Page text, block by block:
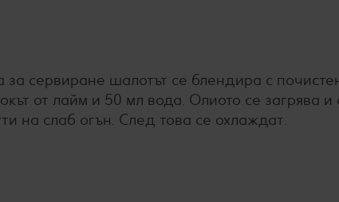
за сервиране шалотът се блендира с
от лайм и 50 мл вода. Олиото се загрява
на слаб огън. След това се охлаждат.